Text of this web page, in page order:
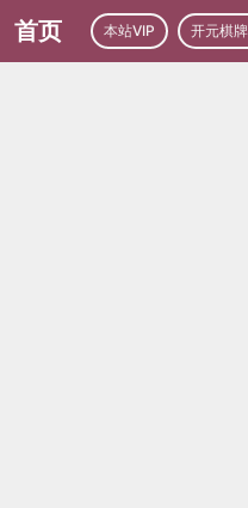
首页 本站VIP 开元棋